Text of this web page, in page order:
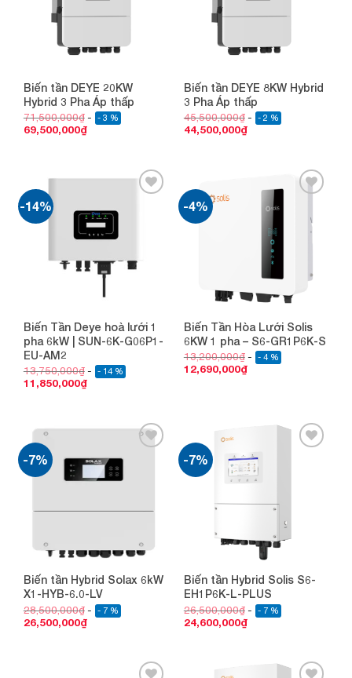
Biến tần DEYE 20KW
Hybrid 3 Pha Áp thấp
71,500,000₫ - 3 %
69,500,000₫
Biến tần DEYE 8KW Hybrid
3 Pha Áp thấp
45,500,000₫ - 2 %
44,500,000₫
-14%
Biến Tần Deye hoà lưới 1
pha 6kW | SUN-6K-G06P1-
EU-AM2
13,750,000₫ - 14 %
11,850,000₫
-4%
Add to
Biến Tần Hòa Lưới Solis
6KW 1 pha – S6-GR1P6K-S
13,200,000₫ - 4 %
12,690,000₫
-7%
Biến tần Hybrid Solax 6kW
X1-HYB-6.0-LV
28,500,000₫ - 7 %
26,500,000₫
-7%
Biến tần Hybrid Solis S6-
EH1P6K-L-PLUS
26,500,000₫ - 7 %
24,600,000₫